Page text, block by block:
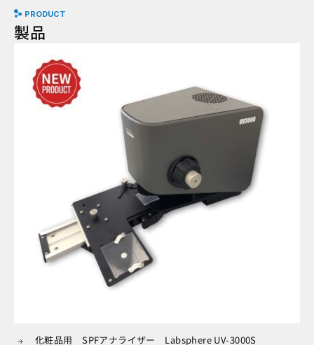
PRODUCT
製品
化粧品用 SPFアナライザー Labsphere UV-3000S